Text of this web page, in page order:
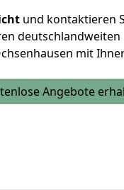
und kontaktieren
deutschlandweiten
mit
Angebote